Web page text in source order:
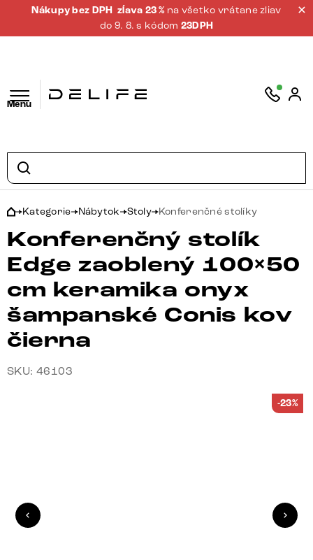
Nákupy bez DPH zĺava 23 % na všetko vrátane zliav
do 9. 8. s kódom 23DPH
Menu
Kategorie Nábytok Stoly Konferenčné stolíky
Konferenčný stolík
Edge zaoblený 100×50
cm keramika onyx
šampanské Conis kov
čierna
SKU: 46103
-23%